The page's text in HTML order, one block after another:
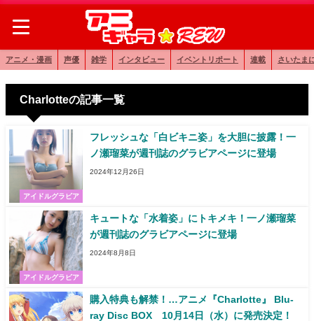
アニメ・漫画 声優 雑学 インタビュー イベントリポート 連載 さいたま
Charlotteの記事一覧
アイドルグラビア
フレッシュな「白ビキニ姿」を大胆に披露！一
ノ瀬瑠菜が週刊誌のグラビアページに登場
2024年12月26日
アイドルグラビア
キュートな「水着姿」にトキメキ！一ノ瀬瑠菜
が週刊誌のグラビアページに登場
2024年8月8日
購入特典も解禁！…アニメ『Charlotte』 Blu-
ray Disc BOX 10月14日（水）に発売決定！